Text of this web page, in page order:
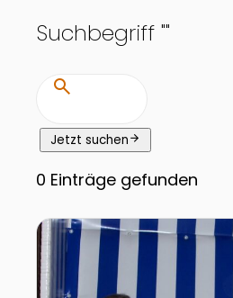
Suchbegriff ""
search
Jetzt suchenarrow_forward
0 Einträge gefunden
Zur Detailseite von